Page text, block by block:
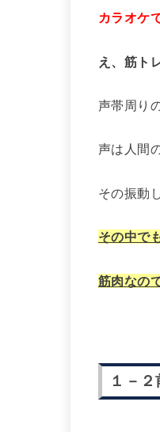
カラオケ
え、筋ト
声帯周り
声は人間
その振動
その中で
筋肉なの
１－